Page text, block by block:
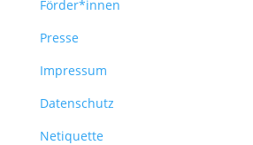
Förder*innen
Presse
Impressum
Datenschutz
Netiquette